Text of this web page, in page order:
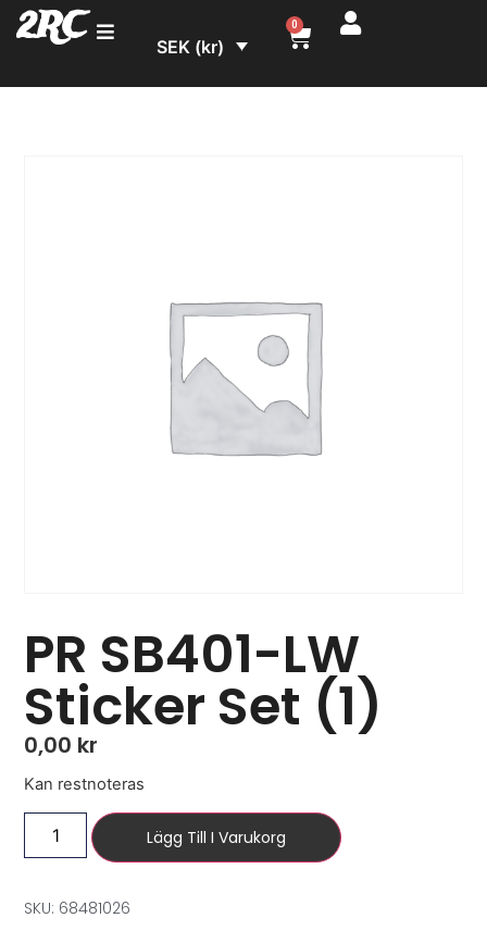
2RC SEK (kr)
0
PR SB401-LW
Sticker Set (1)
0,00 kr
Kan restnoteras
Lägg Till I Varukorg
SKU: 68481026